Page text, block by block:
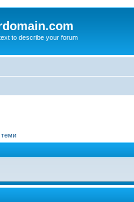
to describe your forum
теми